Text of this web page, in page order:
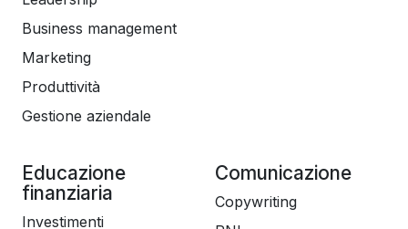
Seguimi. Iniziamo subito!
Business management
Marketing
Produttività
Gestione aziendale
Educazione
finanziaria
Investimenti
Comunicazione
Copywriting